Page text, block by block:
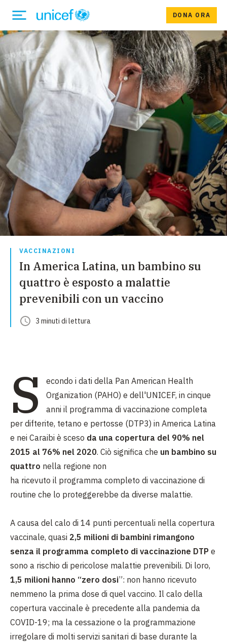
DONA ORA
VACCINAZIONI
In America Latina, un bambino su
quattro è esposto a malattie
prevenibili con un vaccino
3 minuti di lettura
S
econdo i dati della Pan American Health
Organization (PAHO) e dell'UNICEF, in cinque
anni il programma di vaccinazione completa
per difterite, tetano e pertosse (DTP3) in America Latina
e nei Caraibi è sceso da una copertura del 90% nel
2015 al 76% nel 2020. Ciò significa che un bambino su
quattro nella regione non
ha ricevuto il programma completo di vaccinazione di
routine che lo proteggerebbe da diverse malattie.
A causa del calo di 14 punti percentuali nella copertura
vaccinale, quasi 2,5 milioni di bambini rimangono
senza il programma completo di vaccinazione DTP e
sono a rischio di pericolose malattie prevenibili. Di loro,
1,5 milioni hanno “zero dosi”: non hanno ricevuto
nemmeno la prima dose di quel vaccino. Il calo della
copertura vaccinale è precedente alla pandemia da
COVID-19; ma la cessazione o la programmazione
irregolare di molti servizi sanitari di base durante la